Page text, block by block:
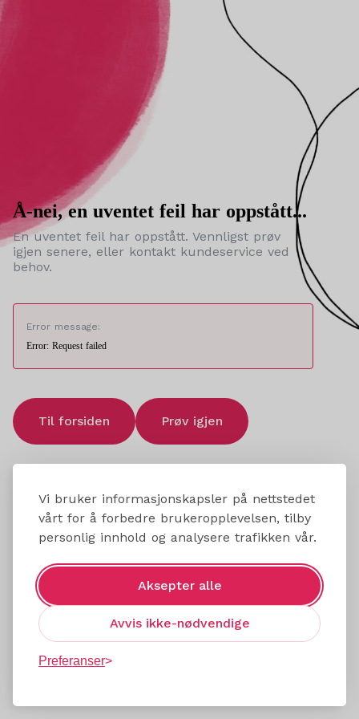
Vi bruker informasjonskapsler på nettstedet
vårt for å forbedre brukeropplevelsen, tilby
personlig innhold og analysere trafikken vår.
Aksepter alle
Avvis ikke-nødvendige
Preferanser
Å-nei, en uventet feil har oppstått...
En uventet feil har oppstått. Vennligst prøv
igjen senere, eller kontakt kundeservice ved
behov.
Error message:
Error: Request failed
Til forsiden Prøv igjen